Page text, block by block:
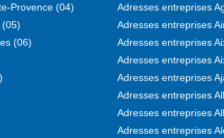
Provence (04)
(06)
Adresses entreprises
Adresses entreprises
Adresses entreprises
Adresses entreprises
Adresses entreprises
Adresses entreprises
Adresses entreprises
Adresses entreprises